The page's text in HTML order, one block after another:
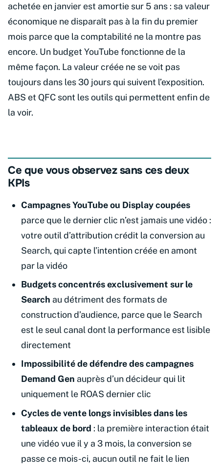
achetée en janvier est amortie sur 5 ans : sa valeur
économique ne disparaît pas à la fin du premier
mois parce que la comptabilité ne la montre pas
encore. Un budget YouTube fonctionne de la
même façon. La valeur créée ne se voit pas
toujours dans les 30 jours qui suivent l’exposition.
ABS et QFC sont les outils qui permettent enfin de
la voir.
Ce que vous observez sans ces deux
KPIs
Campagnes YouTube ou Display coupées
parce que le dernier clic n’est jamais une vidéo :
votre outil d’attribution crédit la conversion au
Search, qui capte l’intention créée en amont
par la vidéo
Budgets concentrés exclusivement sur le
Search au détriment des formats de
construction d’audience, parce que le Search
est le seul canal dont la performance est lisible
directement
Impossibilité de défendre des campagnes
Demand Gen auprès d’un décideur qui lit
uniquement le ROAS dernier clic
Cycles de vente longs invisibles dans les
tableaux de bord : la première interaction était
une vidéo vue il y a 3 mois, la conversion se
passe ce mois-ci, aucun outil ne fait le lien